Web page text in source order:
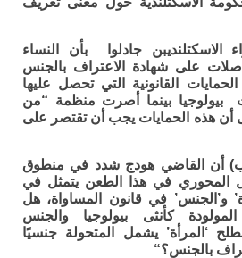
جادلوا بأن النساء
على شهادة الاعتراف بالجنس
القانونية التي تحصل عليها
بيولوجيا بينما أصرت منظمة “من
أن هذه الحمايات يجب أن تقتصر على
أن القاضي هودج شدد في منطوق
المحوري في هذا الطعن يتمثل في
و’الجنس’ في قانون المساواة، هل
كأنثى بيولوجيا والجنس
‘المرأة’ يشمل المتحولة جنسيًا
بالجنس؟“